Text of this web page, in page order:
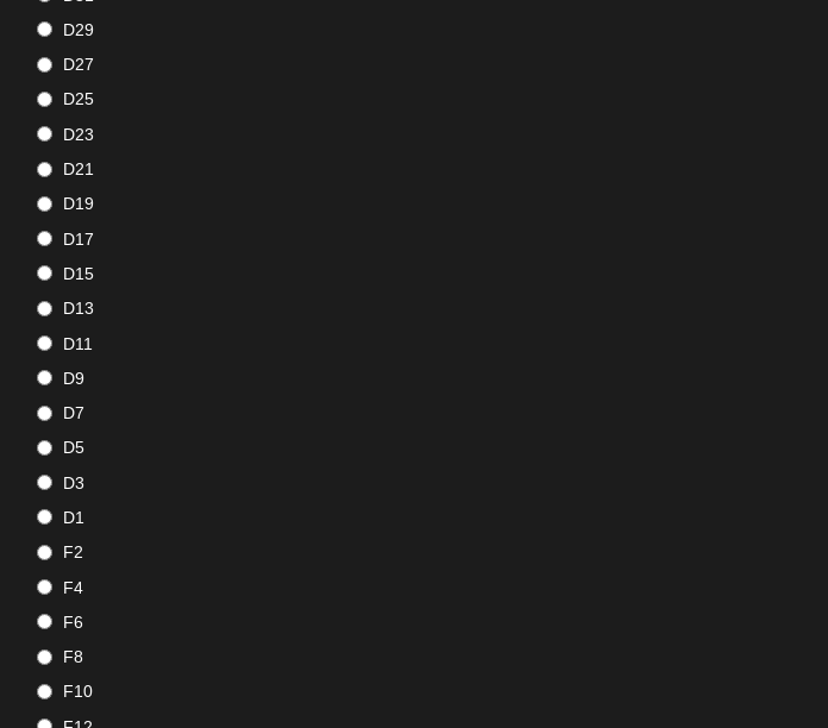
D29
D27
D25
D23
D21
D19
D17
D15
D13
D11
D9
D7
D5
D3
D1
F2
F4
F6
F8
F10